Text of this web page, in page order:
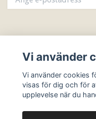
Sociala medier
Vi använder
Vi använder cookies
visas för dig och för
upplevelse när du